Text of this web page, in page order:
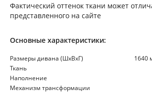
Фактический оттенок ткани может
представленного на сайте
Основные характеристики:
Размеры дивана (ШхВхГ)
1640
Ткань
Наполнение
Механизм трансформации